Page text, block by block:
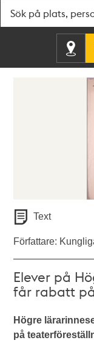
Text
Författare:
Elever på
får rabatt
Högre
på